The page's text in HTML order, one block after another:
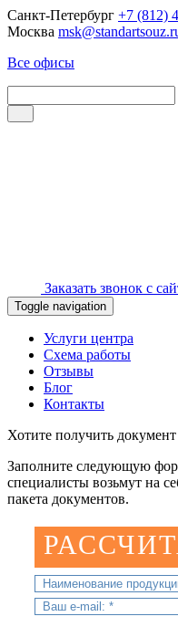
Санкт-Петербург +7 (812)
Москва
Все офисы
Заказать звонок с
Toggle navigation
Услуги центра
Схема работы
Отзывы
Блог
Контакты
Хотите получить
Заполните следующую
специалисты возьмут на
пакета документов.